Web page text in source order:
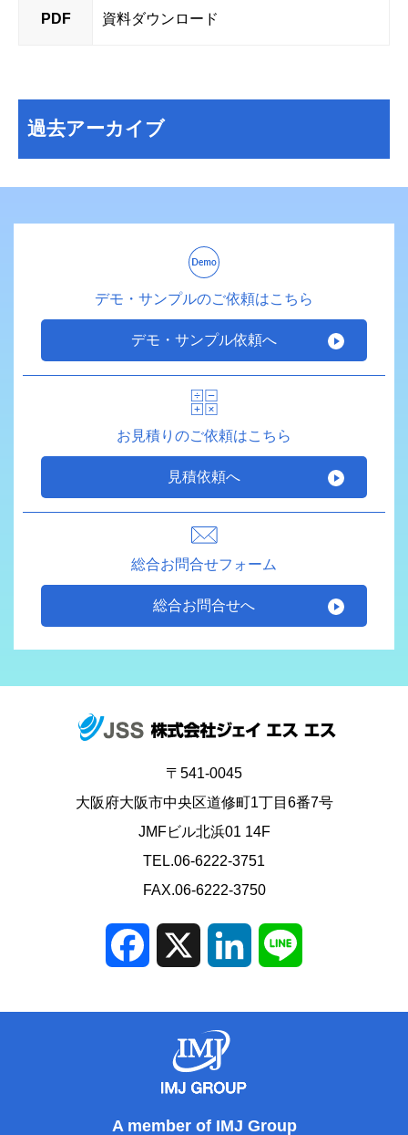
過去アーカイブ
PDF 資料ダウンロード
デモ・サンプルのご依頼はこちら
デモ・サンプル依頼へ
お見積りのご依頼はこちら
見積依頼へ
総合お問合せフォーム
総合お問合せへ
〒541-0045
大阪府大阪市中央区道修町1丁目6番7号
JMFビル北浜01 14F
TEL.06-6222-3751
FAX.06-6222-3750
Facebook LinkedIn
A member of IMJ Group